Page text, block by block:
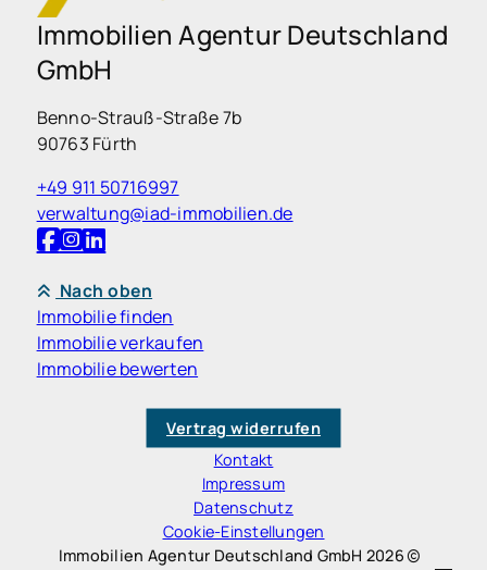
Immobilien Agentur Deutschland
GmbH
Benno-Strauß-Straße 7b
90763 Fürth
+49 911 50716997
verwaltung@iad-immobilien.de
Nach oben
Immobilie finden
Immobilie verkaufen
Immobilie bewerten
Vertrag widerrufen
Kontakt
Impressum
Datenschutz
Cookie-Einstellungen
Immobilien Agentur Deutschland GmbH 2026